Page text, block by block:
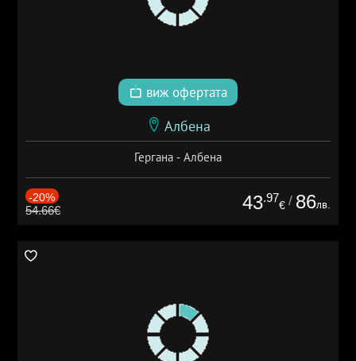
виж офертата
Албена
Гергана - Албена
-20%
54.66€ 43.97
€ / 86лв.